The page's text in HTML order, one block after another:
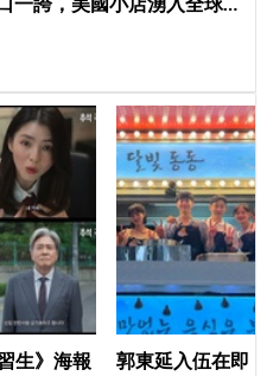
生》海報
郭東延入伍在即